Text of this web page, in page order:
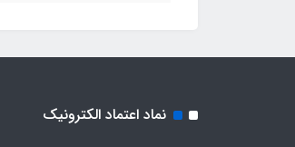
نماد اعتماد الکترونیک